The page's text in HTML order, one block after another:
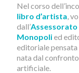
Nel corso
libro d’artista,
dall’Assessorato
Monopolied
editoriale
nata dal
artificiale.